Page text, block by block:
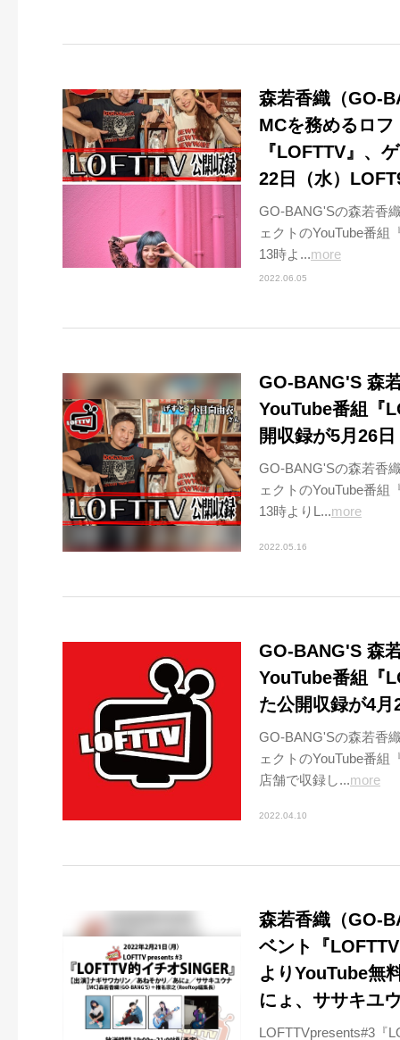
森若香織（GO-
MCを務めるロ
『LOFTTV』、
22日（水）
GO-BANG'Sの森若香
ェクトのYouTube番組
13時よ...more
2022.06.05
GO-BANG'S 森
YouTube番組『
開収録が5月26
GO-BANG'Sの森若香
ェクトのYouTube番組
13時よりL...more
2022.05.16
GO-BANG'S 森
YouTube番組『
た公開収録が4
GO-BANG'Sの森若香
ェクトのYouTube番組
店舗で収録し...more
2022.04.10
森若香織（GO-
ベント『
よりYouTube無
にょ、ササキユ
LOFTTVpresents#3『